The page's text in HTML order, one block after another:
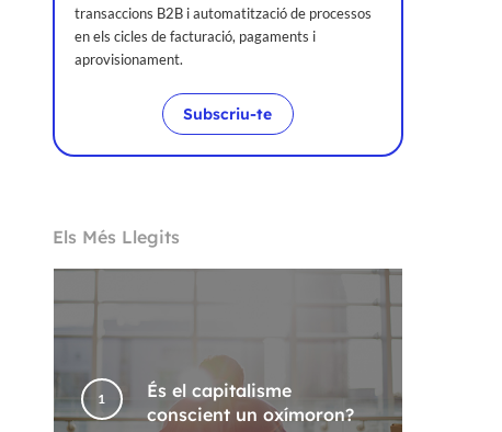
transaccions B2B i automatització de processos
en els cicles de facturació, pagaments i
aprovisionament.
Subscriu-te
Els Més Llegits
És el capitalisme
conscient un oxímoron?